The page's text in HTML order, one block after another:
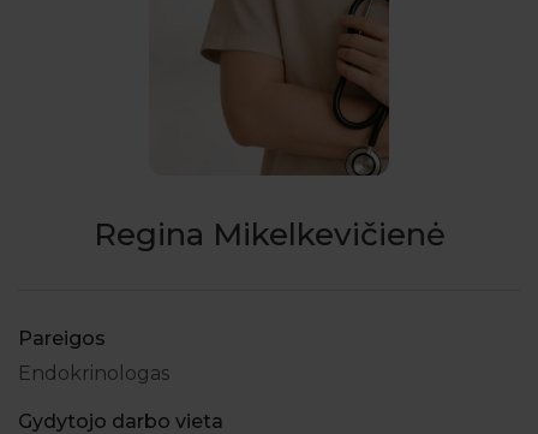
Regina Mikelkevičienė
Pareigos
Endokrinologas
Gydytojo darbo vieta